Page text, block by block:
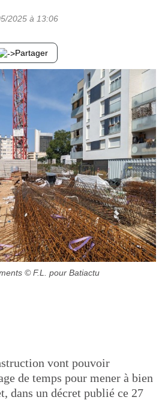
2025 à 13:06
Partager
© F.L. pour Batiactu
vont pouvoir
de temps pour mener à bien
dans un décret publié ce 27